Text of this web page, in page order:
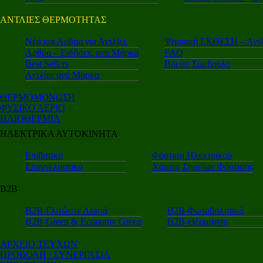
ΑΝΤΛΙΕΣ ΘΕΡΜΟΤΗΤΑΣ
Nέα και Αρθρα για Αντλίες
Αρθρα – Ειδήσεις ανά Μάρκα
Best Sellers
Αντλίες ανά Μάρκα
Ψηφιακή ΕΚΘΕΣΗ –
FAQ
Βρείτε Σύμβουλο
ΘΕΡΜΟΜΟΝΩΣΗ
ΦΥΣΙΚΟ ΑΕΡΙΟ
ΗΛΙΟΘΕΡΜΙΑ
ΗΛΕΚΤΡΙΚΑ ΑΥΤΟΚΙΝΗΤΑ
Επιβατικά
Επαγγελματικά
Φόρτιση Ηλεκτρικού
Χάρτης Σημείων Φόρτισης
Β2Β
Β2Β-Γλιτώστε Λεφτά
Β2Β-Green & Economy Green
Β2Β-Φωτοβολταϊκά
Β2Β-Θέρμανση
ΑΡΧΕΙΟ ΤΕΥΧΩΝ
ΠΡΟΒΟΛΗ / ΣΥΝΕΡΓΑΣΙΑ